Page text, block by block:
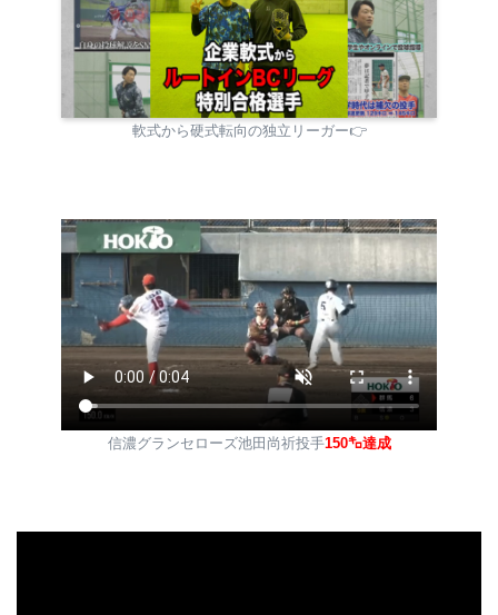
軟式から硬式転向の独立リーガー👉
信濃グランセローズ池田尚祈投手150㌔達成